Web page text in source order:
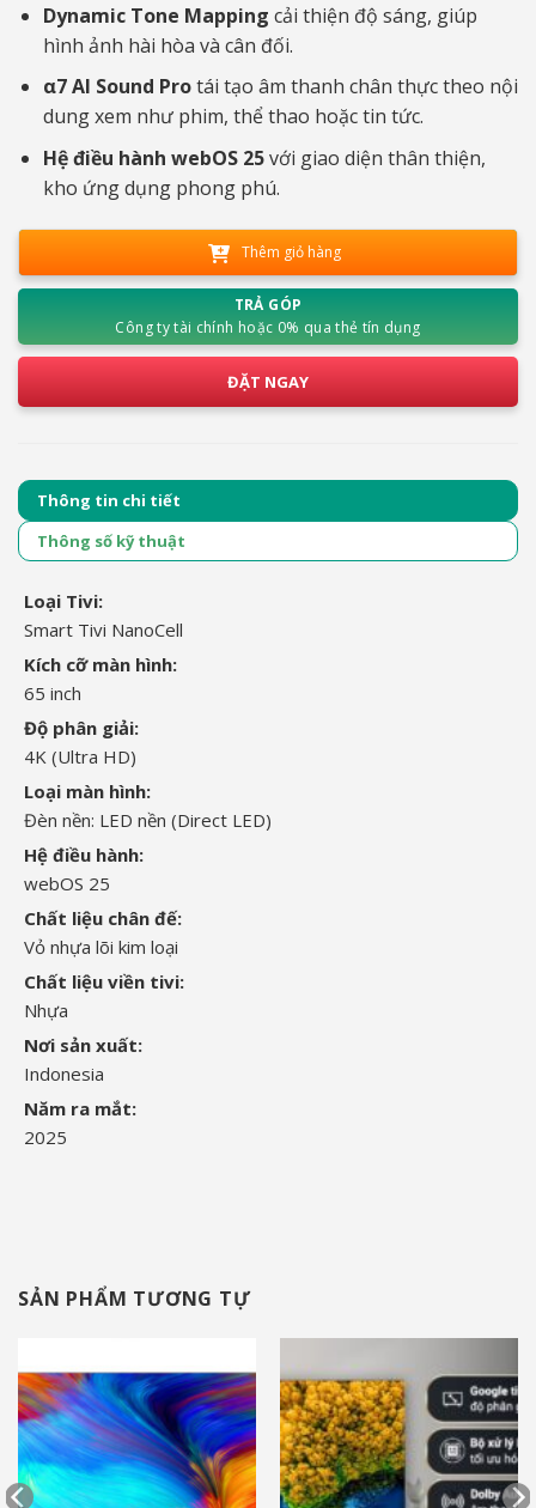
Dynamic Tone Mapping cải thiện độ sáng, giúp
hình ảnh hài hòa và cân đối.
α7 AI Sound Protái tạo âm thanh chân thực theo nội
dung xem như phim, thể thao hoặc tin tức.
Hệ điều hành webOS 25với giao diện thân thiện,
kho ứng dụng phong phú.
Thêm giỏ hàng
TRẢ GÓP
Công ty tài chính hoặc 0% qua thẻ tín dụng
ĐẶT NGAY
Thông tin chi tiết
Thông số kỹ thuật
Loại Tivi:
Smart Tivi NanoCell
Kích cỡ màn hình:
65 inch
Độ phân giải:
4K (Ultra HD)
Loại màn hình:
Đèn nền: LED nền (Direct LED)
Hệ điều hành:
webOS 25
Chất liệu chân đế:
Vỏ nhựa lõi kim loại
Chất liệu viền tivi:
Nhựa
Nơi sản xuất:
Indonesia
Năm ra mắt:
2025
SẢN PHẨM TƯƠNG TỰ